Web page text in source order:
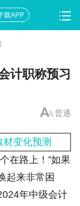
载APP
计职称预习
普通
材变化预测
在路上！”如果
起来非常困
年中级会计